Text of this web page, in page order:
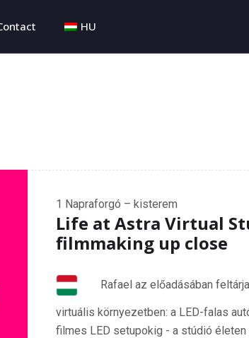
HU
1 Napraforgó – kisterem
Life at Astra Virtual
filmmaking up close
Rafael az előadásában
virtuális környezetben: a LED-falas
filmes LED setupokig - a stúdió